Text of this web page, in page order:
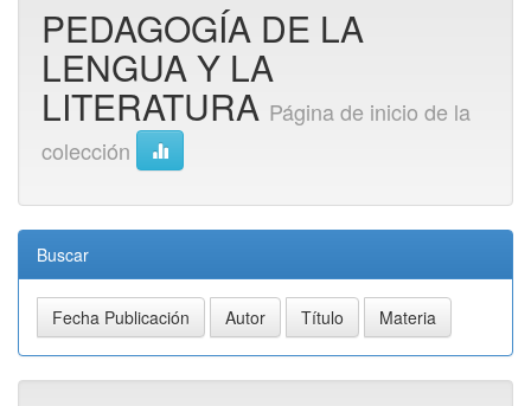
PEDAGOGÍA DE LA
LENGUA Y LA
LITERATURA Página de inicio de la
colección
Buscar